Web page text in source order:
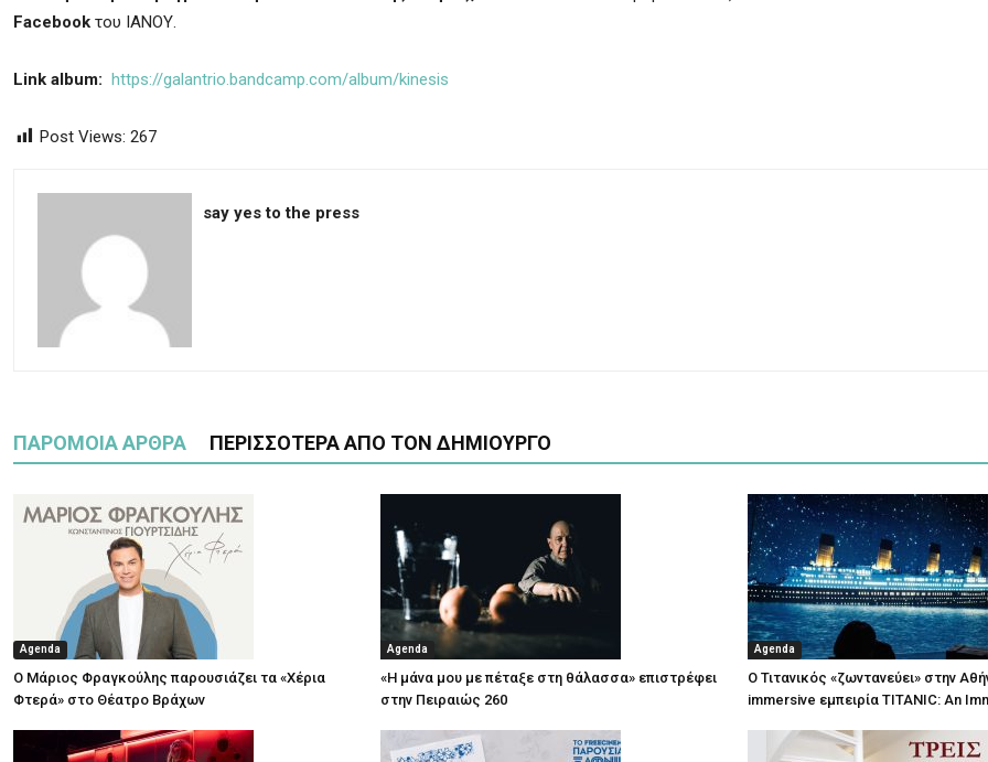
Facebook του ΙΑΝΟΥ.
Link album: https://galantrio.bandcamp.com/album/kinesis
Post Views: 267
say yes to the press
ΠΑΡΟΜΟΙΑ ΑΡΘΡΑ ΠΕΡΙΣΣΟΤΕΡΑ ΑΠΟ ΤΟΝ ΔΗΜΙΟΥΡΓΟ
Agenda
Ο Μάριος Φραγκούλης παρουσιάζει τα «Χέρια
Φτερά» στο Θέατρο Βράχων
Agenda
«Η μάνα μου με πέταξε στη θάλασσα» επιστρέφει
στην Πειραιώς 260
Agenda
Ο Τιτανικός «ζωντανεύει» στην
immersive εμπειρία TITANIC: An